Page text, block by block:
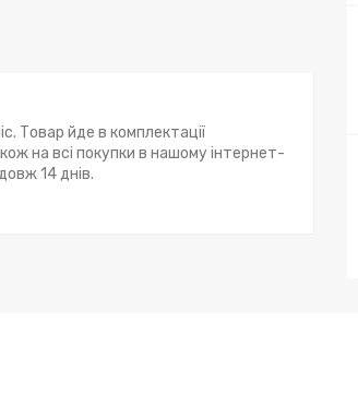
Товар йде в комплектації
на всі покупки в нашому інтернет-
14 днів.